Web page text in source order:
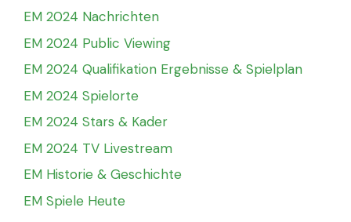
EM 2024 Nachrichten
EM 2024 Public Viewing
EM 2024 Qualifikation Ergebnisse & Spielplan
EM 2024 Spielorte
EM 2024 Stars & Kader
EM 2024 TV Livestream
EM Historie & Geschichte
EM Spiele Heute